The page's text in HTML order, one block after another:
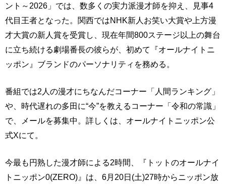
ント～2026」では、数多くの実力派漫才師を抑え、見事4
代目王者となった。関西ではNHK新人お笑い大賞や上方漫
才大賞の新人賞を受賞し、現在年間800ステージ以上の舞台
に立ち続ける劇場番長の彼らが、初めて『オールナイトニ
ッポン』ブランドのパーソナリティを務める。
番組では2人の漫才にちなんだコーナー「人間ランキング」
や、時代遅れの多田に“今”を教えるコーナー「令和の常識」
で、メールを募集中。詳しくは、オールナイトニッポン公
式Xにて。
今最も円熟した漫才師による2時間、『トットのオールナイ
トニッポン0(ZERO)』は、6月20日(土)27時からニッポン放